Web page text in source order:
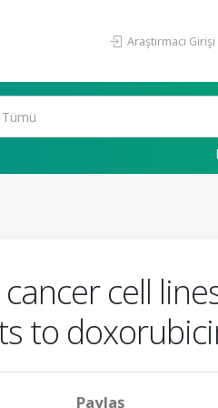
Araştırmacı Girişi
cell
to
Paylaş